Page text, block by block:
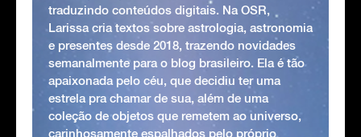
traduzindo conteúdos digitais. Na OSR,
Larissa cria textos sobre astrologia, astronomia
e presentes desde 2018, trazendo novidades
semanalmente para o blog brasileiro. Ela é tão
apaixonada pelo céu, que decidiu ter uma
estrela pra chamar de sua, além de uma
coleção de objetos que remetem ao universo,
carinhosamente espalhados pelo próprio